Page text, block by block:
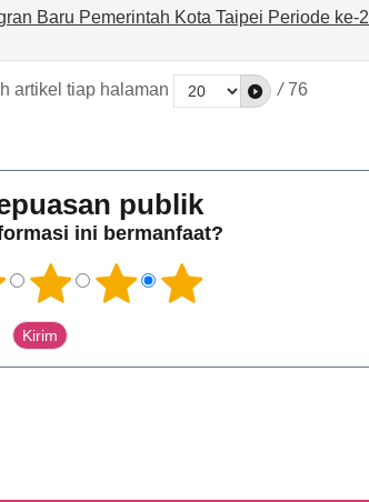
Baru Pemerintah Kota Taipei Periode ke-2
artikel tiap halaman / 76
publik
ini bermanfaat?